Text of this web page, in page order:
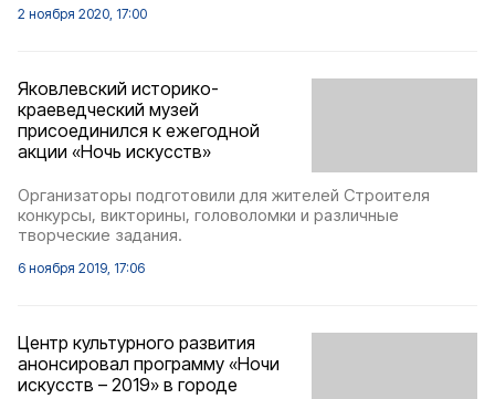
2 ноября 2020, 17:00
Яковлевский историко-
краеведческий музей
присоединился к ежегодной
акции «Ночь искусств»
Организаторы подготовили для жителей Строителя
конкурсы, викторины, головоломки и различные
творческие задания.
6 ноября 2019, 17:06
Центр культурного развития
анонсировал программу «Ночи
искусств – 2019» в городе